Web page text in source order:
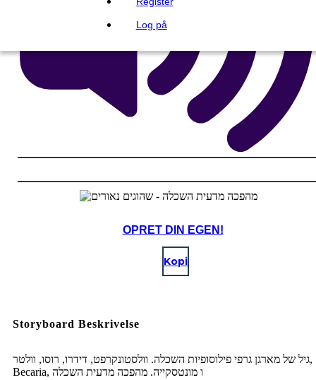
Log på
OPRET DIN EGEN!
Kopi
Storyboard Beskrivelse
גיל של מארגן גרפי פילוסופיות השכלה. וולסטונקרפט, דידרו, רוסו, וולטר,
Becaria, ו מונטסקייה. מהפכה מדעית השכלה